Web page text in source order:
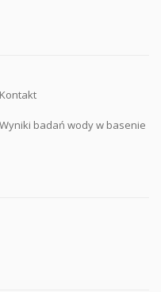
Kontakt
Wyniki badań wody w basenie